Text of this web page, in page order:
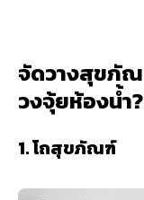
จัดวางสุขภัณ
วงจุ้ยห้องน้ำ?
1. โถสุขภัณฑ์